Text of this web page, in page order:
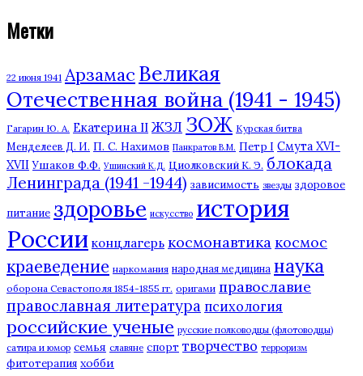
Метки
22 июня 1941 Арзамас Великая
Отечественная война (1941 - 1945)
Гагарин Ю. А. Екатерина II ЖЗЛ ЗОЖ Курская битва
Менделеев Д. И. П. С. Нахимов Панкратов В.М. Петр I Смута XVI-
XVII Ушаков Ф.Ф. Ушинский К.Д. Циолковский К. Э. блокада
Ленинграда (1941 -1944) зависимость звезды здоровое
питание здоровье искусство история
России концлагерь космонавтика космос
краеведение наркомания народная медицина наука
оборона Севастополя 1854-1855 гг. оригами православие
православная литература психология
российские ученые русские полководцы (флотоводцы)
сатира и юмор семья славяне спорт творчество терроризм
фитотерапия хобби